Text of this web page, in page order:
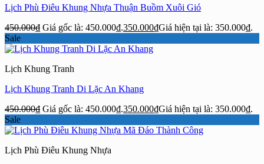
Lịch Phù Điêu Khung Nhựa Thuận Buồm Xuôi Gió
450.000₫ Giá gốc là: 450.000₫.350.000₫Giá hiện tại là: 350.000₫.
Sale
Lịch Khung Tranh
Lịch Khung Tranh Di Lặc An Khang
450.000₫ Giá gốc là: 450.000₫.350.000₫Giá hiện tại là: 350.000₫.
Sale
Lịch Phù Điêu Khung Nhựa